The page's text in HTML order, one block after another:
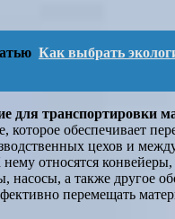
Как выбрать
для транспортировки
которое обеспечивает
цехов и
относятся
насосы, а также другое
перемещать